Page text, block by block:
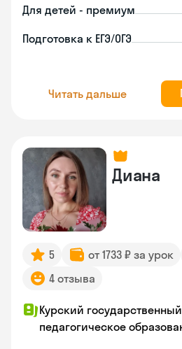
Для детей - премиум
Подготовка к ЕГЭ/ОГЭ
Читать дальше
Диана
5 от 1733 ₽ за урок
4 отзыва
Курский
педагогическое